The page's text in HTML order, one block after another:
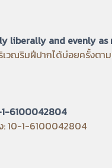
liberally and evenly as
เวณริมฝีปากได้บ่อยครั้งตา
1-6100042804
: 10-1-6100042804